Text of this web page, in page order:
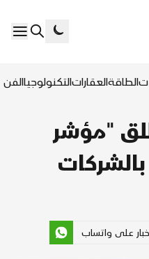
الطاقةالعقاراتالتكنولوجياالفن
"مؤشر
على واتساب